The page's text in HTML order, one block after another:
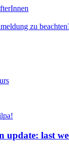
zu
update: last